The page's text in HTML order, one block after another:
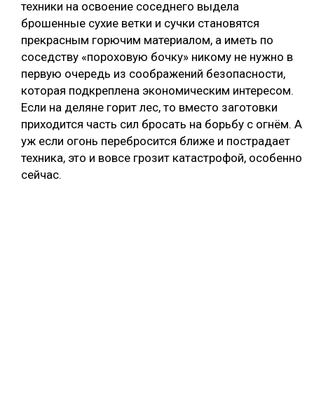
техники на освоение соседнего выдела
брошенные сухие ветки и сучки становятся
прекрасным горючим материалом, а иметь по
соседству «пороховую бочку» никому не нужно в
первую очередь из соображений безопасности,
которая подкреплена экономическим интересом.
Если на деляне горит лес, то вместо заготовки
приходится часть сил бросать на борьбу с огнём. А
уж если огонь перебросится ближе и пострадает
техника, это и вовсе грозит катастрофой, особенно
сейчас.